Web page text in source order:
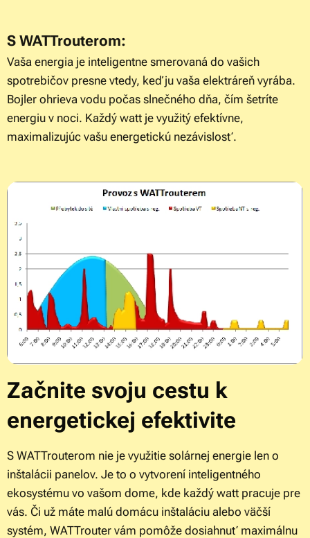
S WATTrouterom:
Vaša energia je inteligentne smerovaná do vašich
spotrebičov presne vtedy, keď ju vaša elektráreň vyrába.
Bojler ohrieva vodu počas slnečného dňa, čím šetríte
energiu v noci. Každý watt je využitý efektívne,
maximalizujúc vašu energetickú nezávislosť.
Začnite svoju cestu k
energetickej efektivite
S WATTrouterom nie je využitie solárnej energie len o
inštalácii panelov. Je to o vytvorení inteligentného
ekosystému vo vašom dome, kde každý watt pracuje pre
vás. Či už máte malú domácu inštaláciu alebo väčší
systém, WATTrouter vám pomôže dosiahnuť maximálnu